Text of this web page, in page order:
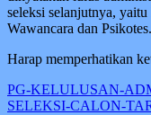
seleksi selanjutnya,
Wawancara dan Psikotes.
Harap memperhatikan
PG-KELULUSAN-
SELEKSI-CALON-